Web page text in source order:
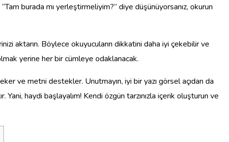
burada mı yerleştirmeliyim?” diye düşünüyorsanız, okurun
aktarın. Böylece okuyucuların dikkatini daha iyi çekebilir ve
yerine her bir cümleye odaklanacak.
ve metni destekler. Unutmayın, iyi bir yazı görsel açıdan da
Yani, haydi başlayalım! Kendi özgün tarzınızla içerik oluşturun ve